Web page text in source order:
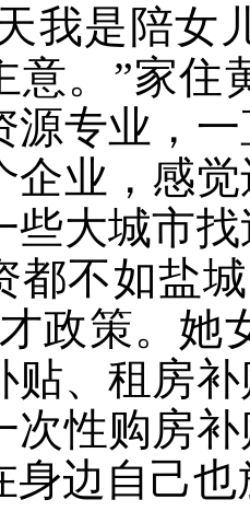
我是陪女
意。”家住
源专业，
企业，感
些大城市
都不如盐
政策。她
贴、租房
次性购房
身边自己也